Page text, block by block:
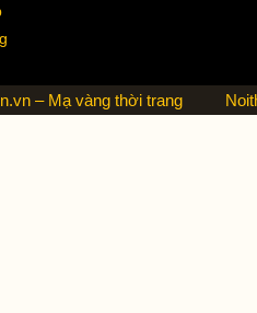
– Mạ vàng thời trang